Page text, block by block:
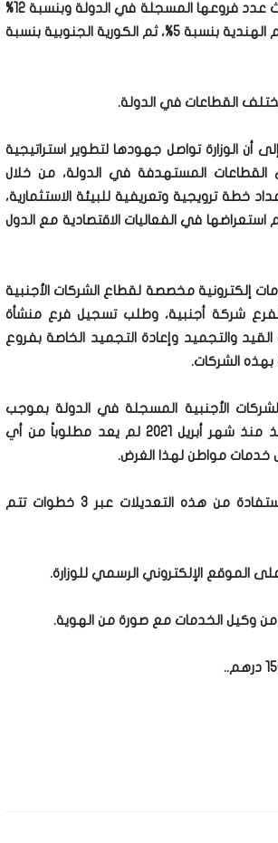
وجاءت الشركات البريطانية في مقدمة الشركات الأجنبية من حيث عدد فروعها المسجلة في الدولة وبنسبة 12%
من إجمالي هذه الشركات، تلتها الشركات الأمريكية بنسبة 8%، ثم الهندية بنسبة 5%، ثم الكورية الجنوبية بنسبة
القطاعات في الدولة.
أن الوزارة تواصل جهودها لتطوير استراتيجية
القطاعات المستهدفة في الدولة، من خلال
خطة ترويجية وتعريفية للبيئة الاستثمارية،
استعراضها في الفعاليات الاقتصادية مع الدول
أنها تقدم عبر موقعها الإلكتروني الرسمي 10 خدمات إلكترونية مخصصة لقطاع الشركات الأجنبية
شركة أجنبية، وطلب تسجيل فرع منشأة
والتجميد وإعادة التجميد الخاصة بفروع
بهذه الشركات.
الأجنبية المسجلة في الدولة بموجب
تعديلات قانون الشركات التجارية الأخيرة التي دخلت حيز التنفيذ منذ شهر أبريل 2021 لم يعد مطلوباً من أي
خدمات مواطن لهذا الغرض.
وبينت أنه بالنسبة لفروع الشركات القائمة حالياً فيمكنها الاستفادة من هذه التعديلات عبر 3 خطوات تتم
الموقع الإلكتروني الرسمي للوزارة.
من وكيل الخدمات مع صورة من الهوية.